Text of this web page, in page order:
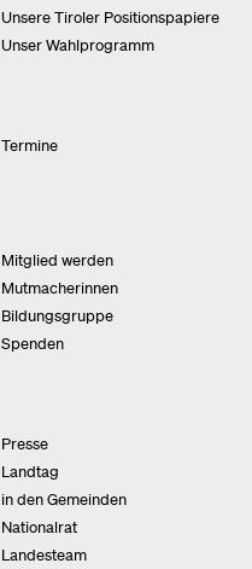
Unsere Tiroler Positionspapiere
Unser Wahlprogramm
Termine
Mitglied werden
Mutmacherinnen
Bildungsgruppe
Spenden
Presse
Landtag
in den Gemeinden
Nationalrat
Landesteam